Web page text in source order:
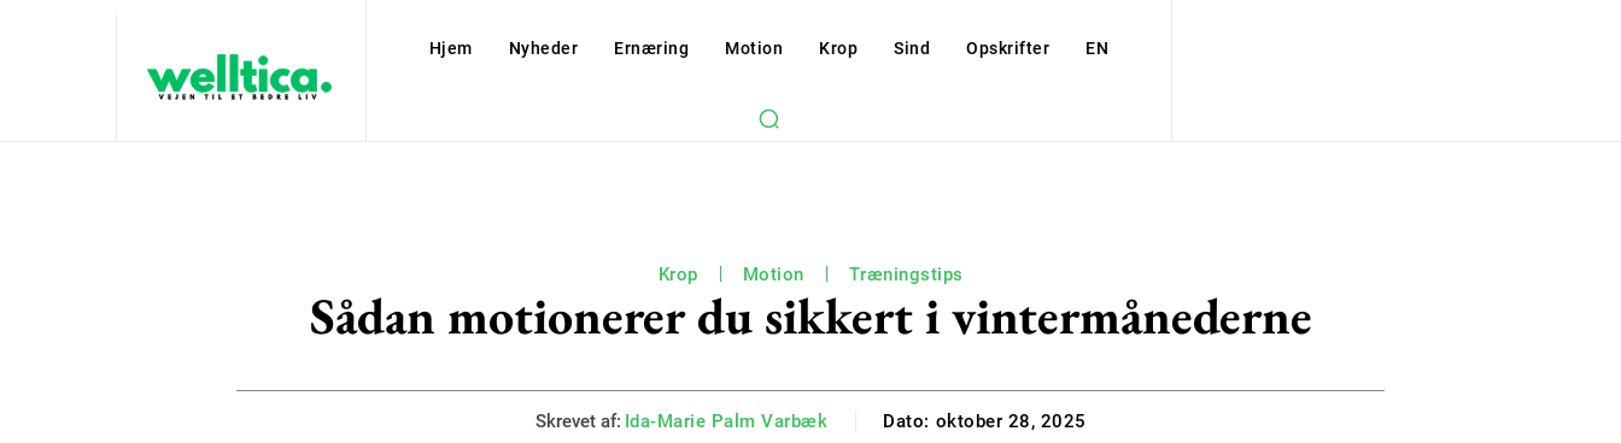
Hjem Nyheder Ernæring Motion Krop Sind Opskrifter EN
Krop Motion Træningstips
Sådan motionerer du sikkert i vintermånederne
Skrevet af: Ida-Marie Palm Varbæk Dato: oktober 28, 2025